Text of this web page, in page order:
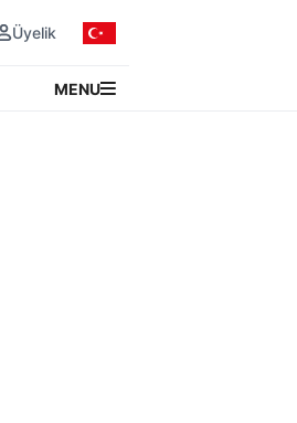
Üyelik
MENU